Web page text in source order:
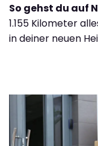
So gehst du auf
1.155 Kilometer
in deiner neuen